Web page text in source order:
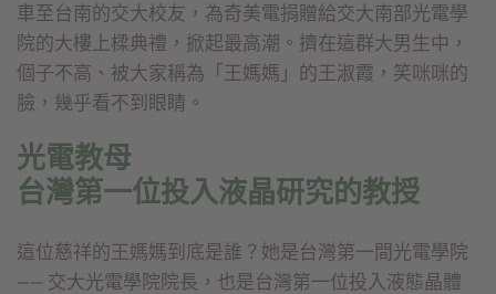
車至台南的交大校友，為奇美電捐贈給交大南部光電學
院的大樓上樑典禮，掀起最高潮。擠在這群大男生中，
個子不高、被大家稱為「王媽媽」的王淑霞，笑咪咪的
臉，幾乎看不到眼睛。
光電教母
台灣第一位投入液晶研究的教授
這位慈祥的王媽媽到底是誰？她是台灣第一間光電學院
—— 交大光電學院院長，也是台灣第一位投入液態晶體